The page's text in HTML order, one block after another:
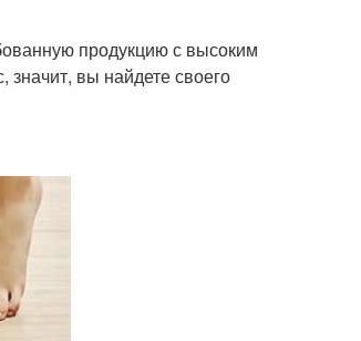
продукцию с высоким
значит, вы найдете своего